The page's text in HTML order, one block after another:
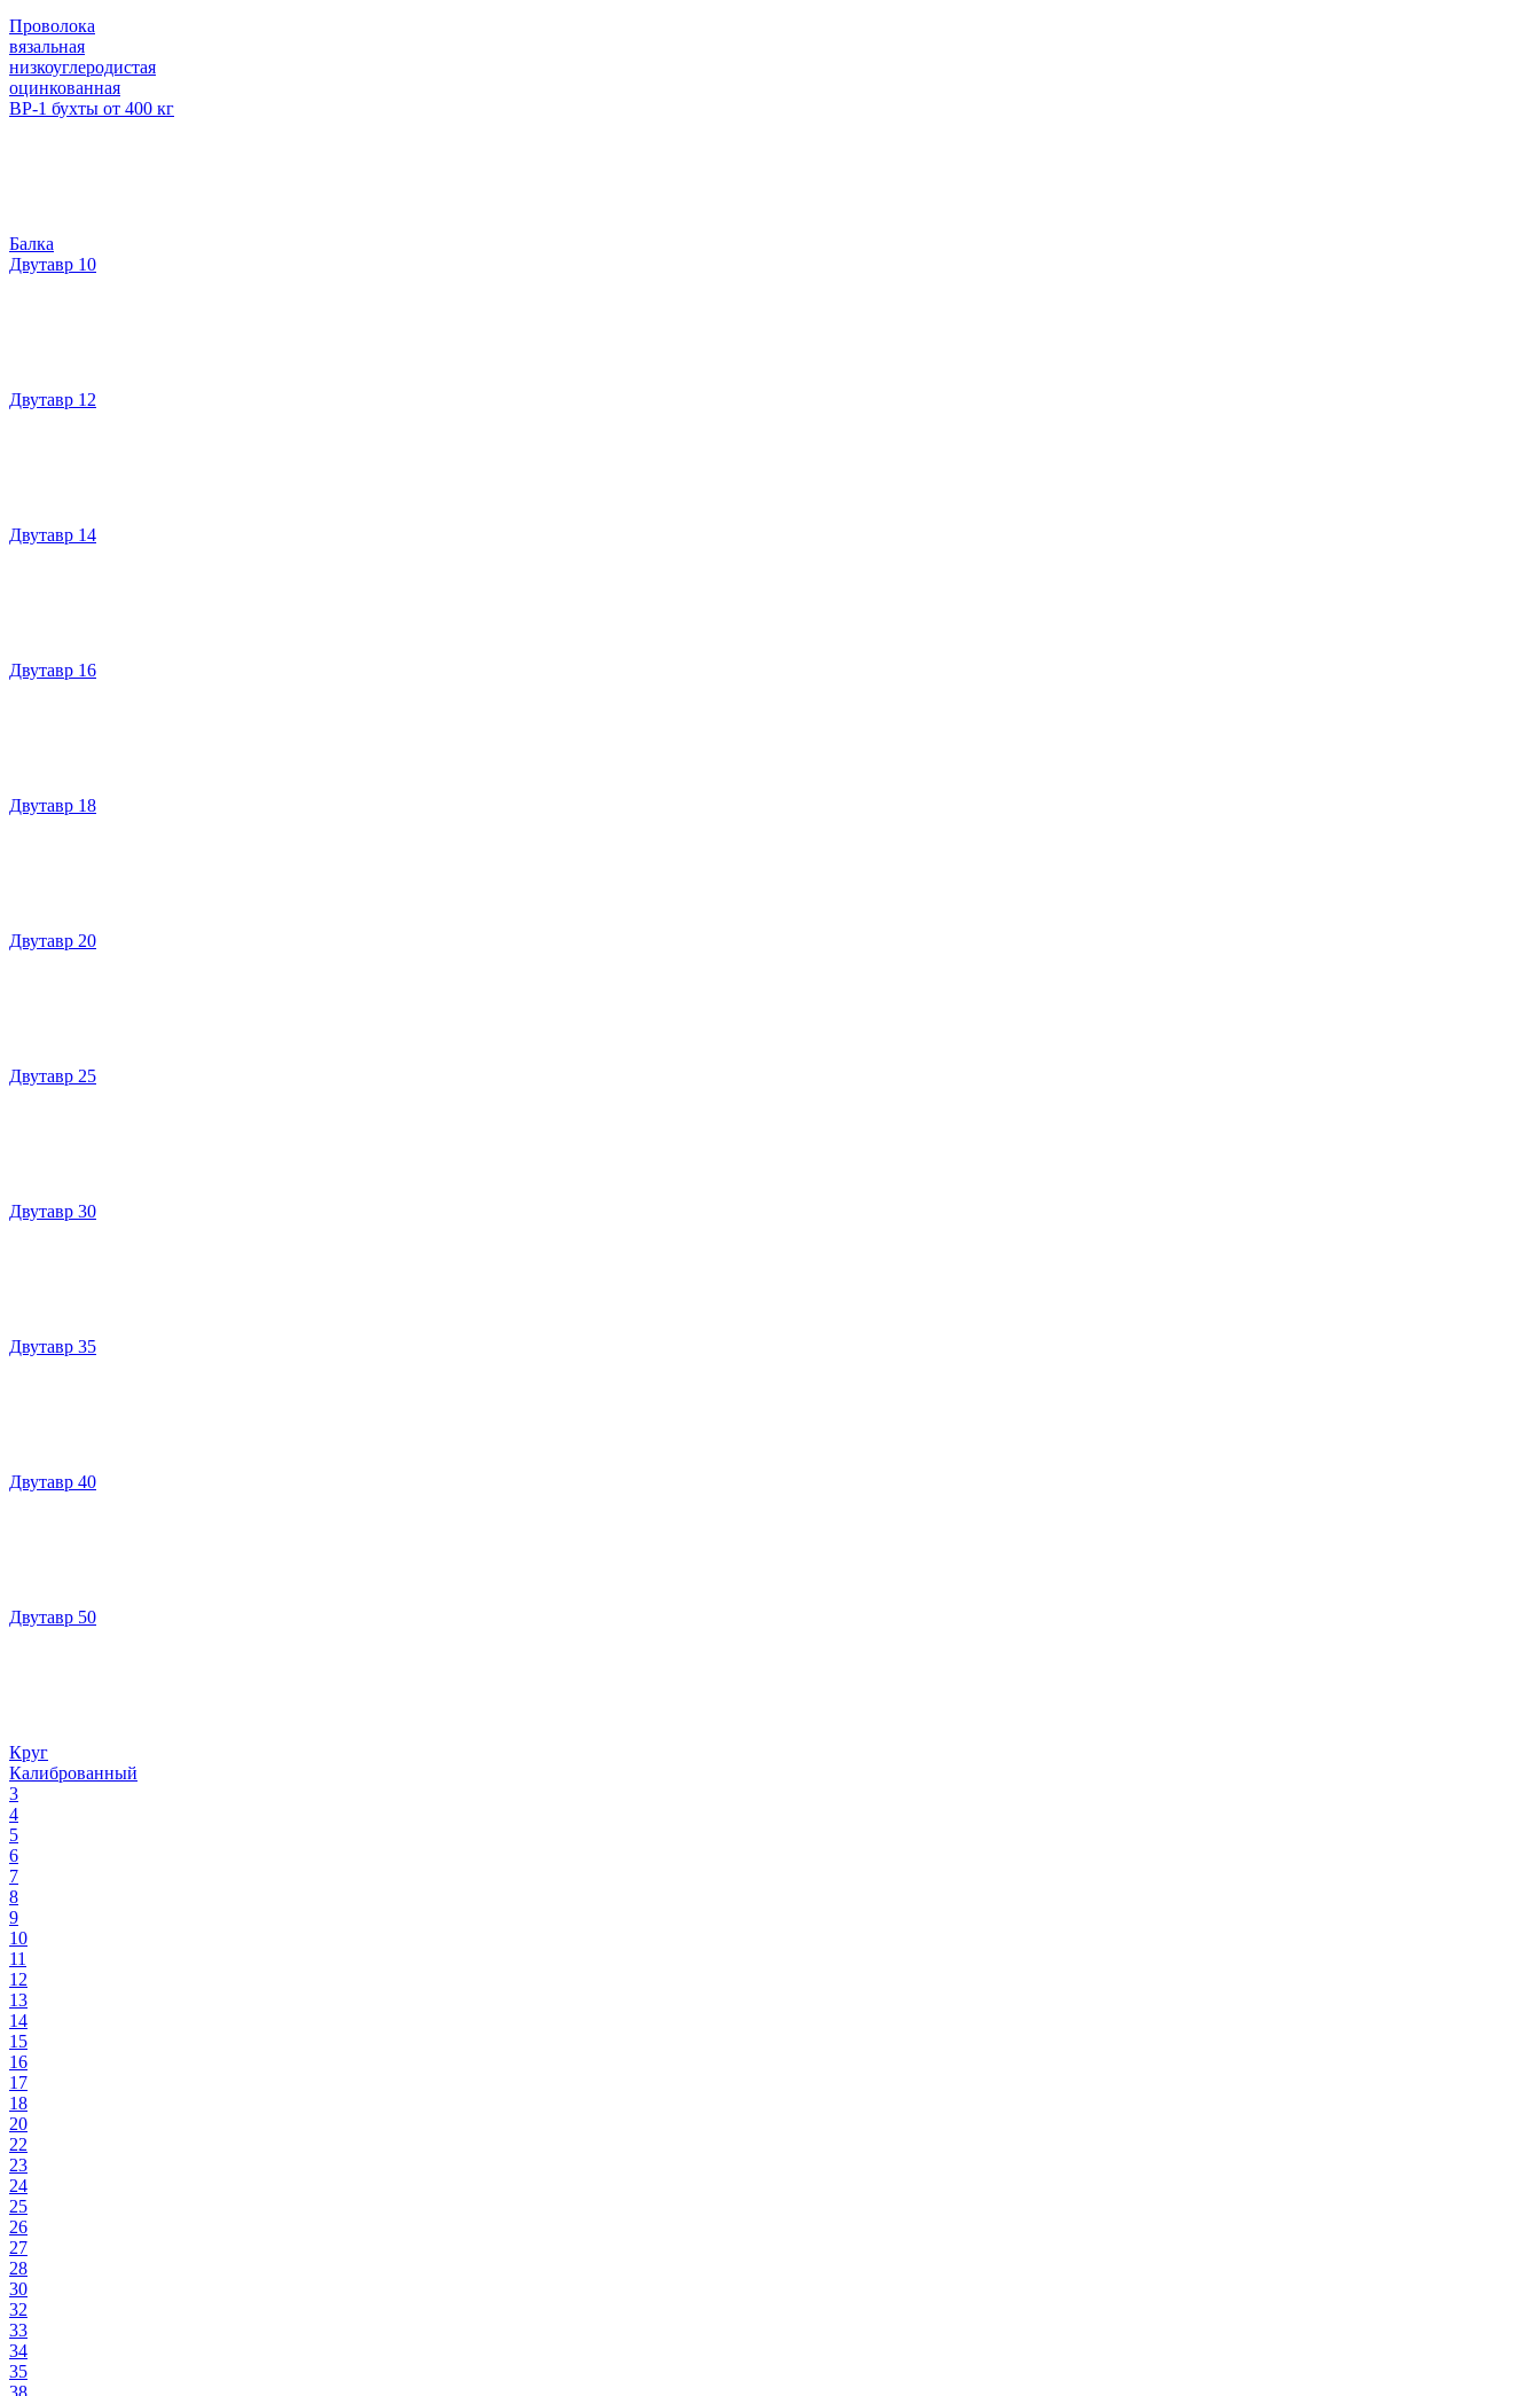
Проволока
вязальная
низкоуглеродистая
оцинкованная
ВР-1 бухты от 400 кг
Балка
Двутавр 10
Двутавр 12
Двутавр 14
Двутавр 16
Двутавр 18
Двутавр 20
Двутавр 25
Двутавр 30
Двутавр 35
Двутавр 40
Двутавр 50
Круг
Калиброванный
3
4
5
6
7
8
9
10
11
12
13
14
15
16
17
18
20
22
23
24
25
26
27
28
30
32
33
34
35
38